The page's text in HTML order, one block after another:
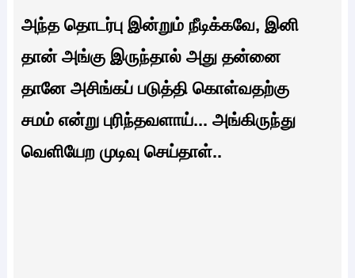
அந்த தொடர்பு இன்றும் நீடிக்கவே, இனி
தான் அங்கு இருந்தால் அது தன்னை
தானே அசிங்கப் படுத்தி கொள்வதற்கு
சமம் என்று புரிந்தவளாய்... அங்கிருந்து
வெளியேற முடிவு செய்தாள்..